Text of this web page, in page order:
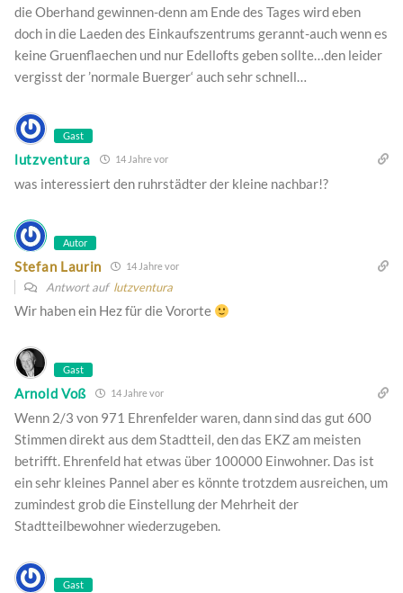
die Oberhand gewinnen-denn am Ende des Tages wird eben
doch in die Laeden des Einkaufszentrums gerannt-auch wenn es
keine Gruenflaechen und nur Edellofts geben sollte…den leider
vergisst der ’normale Buerger‘ auch sehr schnell…
Gast
lutzventura 14 Jahre vor
was interessiert den ruhrstädter der kleine nachbar!?
Autor
Stefan Laurin 14 Jahre vor
Antwort auf lutzventura
Wir haben ein Hez für die Vororte
Gast
Arnold Voß 14 Jahre vor
Wenn 2/3 von 971 Ehrenfelder waren, dann sind das gut 600
Stimmen direkt aus dem Stadtteil, den das EKZ am meisten
betrifft. Ehrenfeld hat etwas über 100000 Einwohner. Das ist
ein sehr kleines Pannel aber es könnte trotzdem ausreichen, um
zumindest grob die Einstellung der Mehrheit der
Stadtteilbewohner wiederzugeben.
Gast